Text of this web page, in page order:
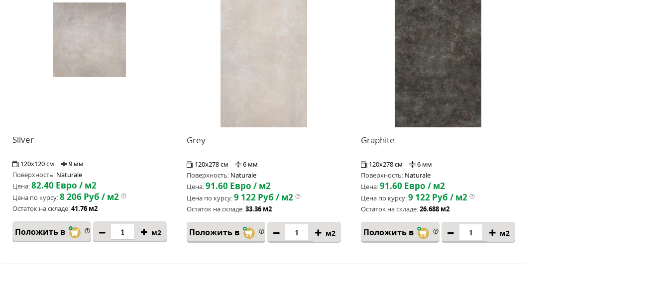
Silver
120x120 см
9 мм
Поверхность: Naturale
Цена:82.40 Евро / м2
Цена по курсу:8 206 Руб / м2
Остаток на складе:41.76 м2
Положить в м2
Grey
120x278 см
6 мм
Поверхность: Naturale
Цена:91.60 Евро / м2
Цена по курсу:9 122 Руб / м2
Остаток на складе:33.36 м2
Положить в м2
Graphite
120x278 см
6 мм
Поверхность: Naturale
Цена:91.60 Евро / м2
Цена по курсу:9 122 Руб / м2
Остаток на складе:26.688 м2
Положить в м2